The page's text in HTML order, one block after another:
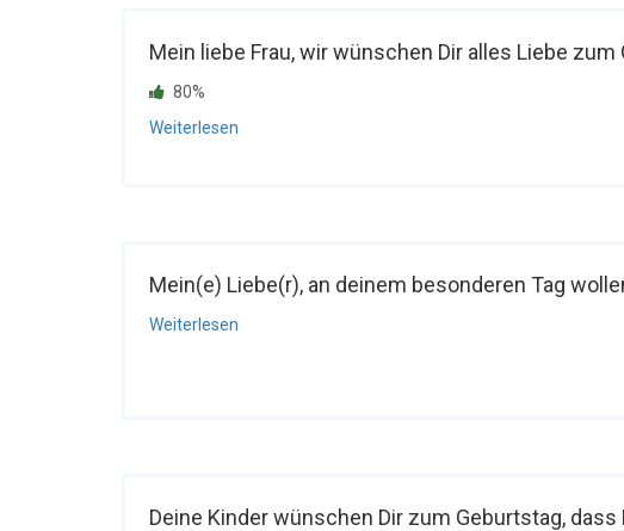
Mein liebe Frau, wir wünschen Dir alles Liebe zum
80%
Weiterlesen
Mein(e) Liebe(r), an deinem besonderen Tag
Weiterlesen
Deine Kinder wünschen Dir zum Geburtstag, dass